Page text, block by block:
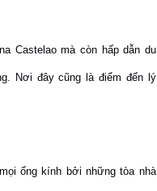
Castelao mà còn hấp dẫn du
Nơi đây cũng là điểm đến lý
ống kính bởi những tòa nhà